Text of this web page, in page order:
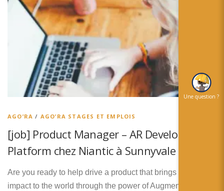
AGO’RA / AGO’RA STAGES ET EMPLOIS
[job] Product Manager – AR Developer
Platform chez Niantic à Sunnyvale
Are you ready to help drive a product that brings positive
impact to the world through the power of Augmented
Une question ?